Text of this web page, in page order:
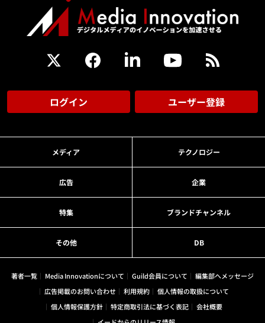
ログイン ユーザー登録
メディア テクノロジー
広告 企業
特集 ブランドチャンネル
その他 DB
著者一覧 Media Innovationについて Guild会員について
編集部へメッセージ
広告掲載のお問い合わせ
利用規約
個人情報の取扱について
個人情報保護方針
特定商取引法に基づく表記
会社概要